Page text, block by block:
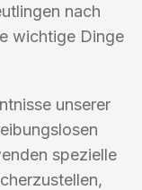
nach
wichtige Dinge
unserer
spezielle